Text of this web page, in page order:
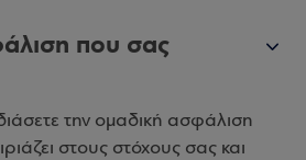
που σας
την ομαδική ασφάλιση
στους στόχους σας και